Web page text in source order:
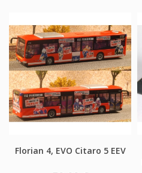
Florian 4, EVO Citaro 5 EEV